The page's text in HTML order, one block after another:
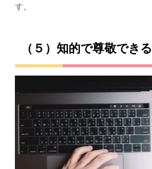
す。
（５）知的で尊敬できる